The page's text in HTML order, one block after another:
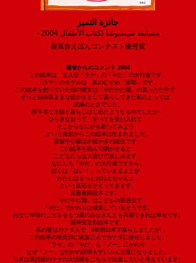
جائزة التميز
- مسابقة شينغبوشا لكتاب الأطفال 2004
新風舎えほんコンテスト優秀賞
著者からのコメント 2004
この絵本は 主人公「ラヤ」の「やだ」の大行進です。
「ラヤ」のモデルは 私のむすめ「樂耶」です。
この絵本を創っていた頃の彼女は「やだやだ期」の真っただ中で
ずっと自由気ままな絵かきとして暮らしてきた私にとっては
試練のときでした。
理不尽な王様と暮らしはじめたようなものでしたが
ひらきなおって すべてを受け入れて
そこからなにかを創ってみよう
という発想からこの絵本は生まれました。
家族中心親ばか絵かきの誕生です。
この絵本を読んで聞かせると
こどもたちは大喜びで楽しみます。
なにしろ「やだ」の大行進ですから。
ぼくは「はい！」っていえるよとか
わたしはもっとおねえちゃんよ
という反応もかえってきます。
反面教師絵本です。
「やだやだ期」はこどもの通過点で
「やだ」でかれらは成長しているそうです。
おなじ年頃のこどもをもつ親のみなさんとも共感できれば幸せです。
精神安定剤絵本です。
私の妻はカナダ人で 8年間日本で暮らしましたが
この絵本の発売日に家族三人でカナダに移住しました。
「ラヤ」の「やだ」も「ノー」にかわり
なぜ「ノー」なのかの説明もずいぶん立派になりました。
つぎは英語版のラヤの大活躍をこちらで出版したいと考えています。